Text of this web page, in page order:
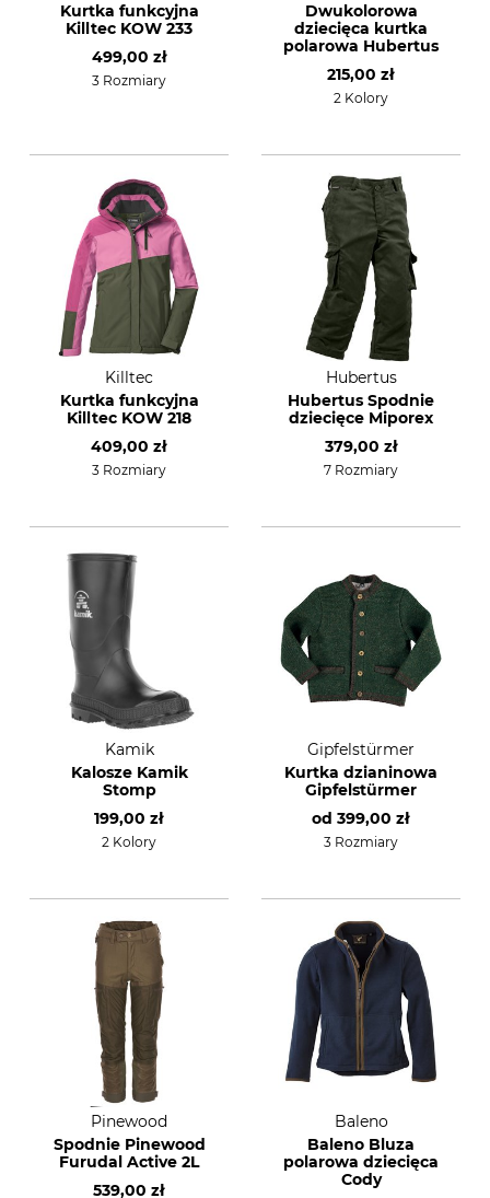
Kurtka funkcyjna
Killtec KOW 233
499,00 zł
3 Rozmiary
Dwukolorowa
dziecięca kurtka
polarowa Hubertus
215,00 zł
2 Kolory
Killtec
Kurtka funkcyjna
Killtec KOW 218
409,00 zł
3 Rozmiary
Hubertus
Hubertus Spodnie
dziecięce Miporex
379,00 zł
7 Rozmiary
Kamik
Kalosze Kamik
Stomp
199,00 zł
2 Kolory
Gipfelstürmer
Kurtka dzianinowa
Gipfelstürmer
od 399,00 zł
3 Rozmiary
Pinewood
Spodnie Pinewood
Furudal Active 2L
539,00 zł
Baleno
Baleno Bluza
polarowa dziecięca
Cody